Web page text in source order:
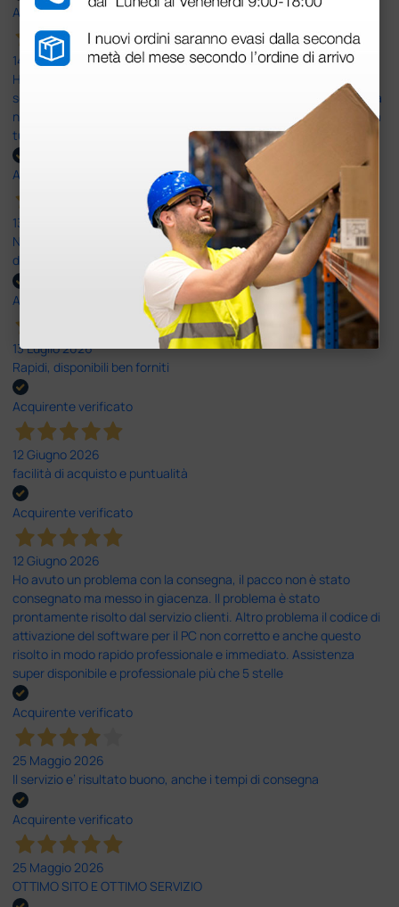
Acquirente verificato
14 Luglio 2026
Ho acquistato un ecografo da Doctor Shop e sono rimasto molto
soddisfatto dell'esperienza. Apparecchiatura di qualità, consegna
nei tempi previsti e un servizio clienti disponibile che ha risposto a
tutti i miei dubbi prima dell'acquisto. Consigliato
Acquirente verificato
13 Luglio 2026
Nulla da eccepire. Tutto estremamente chiaro e corretto,
dall’ordine alla consegna.
Acquirente verificato
13 Luglio 2026
Rapidi, disponibili ben forniti
Acquirente verificato
12 Giugno 2026
facilità di acquisto e puntualità
Acquirente verificato
12 Giugno 2026
Ho avuto un problema con la consegna, il pacco non è stato
consegnato ma messo in giacenza. Il problema è stato
prontamente risolto dal servizio clienti. Altro problema il codice di
attivazione del software per il PC non corretto e anche questo
risolto in modo rapido professionale e immediato. Assistenza
super disponibile e professionale più che 5 stelle
Acquirente verificato
25 Maggio 2026
Il servizio e’ risultato buono, anche i tempi di consegna
Acquirente verificato
25 Maggio 2026
OTTIMO SITO E OTTIMO SERVIZIO